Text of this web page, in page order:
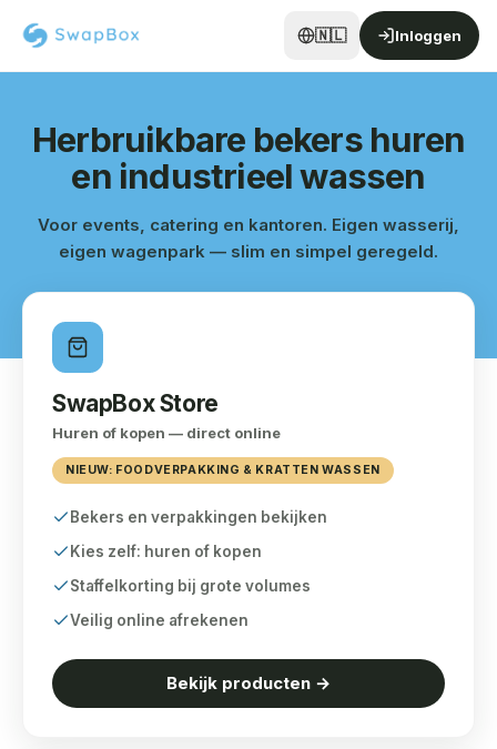
🇳🇱 Inloggen
Herbruikbare bekers huren
en industrieel wassen
Voor events, catering en kantoren. Eigen wasserij,
eigen wagenpark — slim en simpel geregeld.
SwapBox Store
Huren of kopen — direct online
NIEUW: FOODVERPAKKING & KRATTEN WASSEN
Bekers en verpakkingen bekijken
Kies zelf: huren of kopen
Staffelkorting bij grote volumes
Veilig online afrekenen
Bekijk producten →